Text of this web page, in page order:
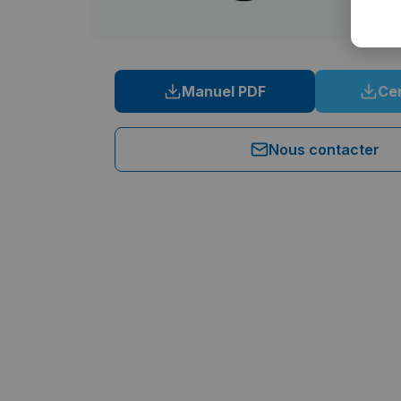
Manuel PDF
Nous contacter